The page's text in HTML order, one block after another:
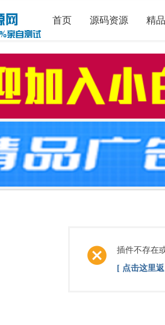
首页 源码资源 精
插件不存在
[ 点击这里